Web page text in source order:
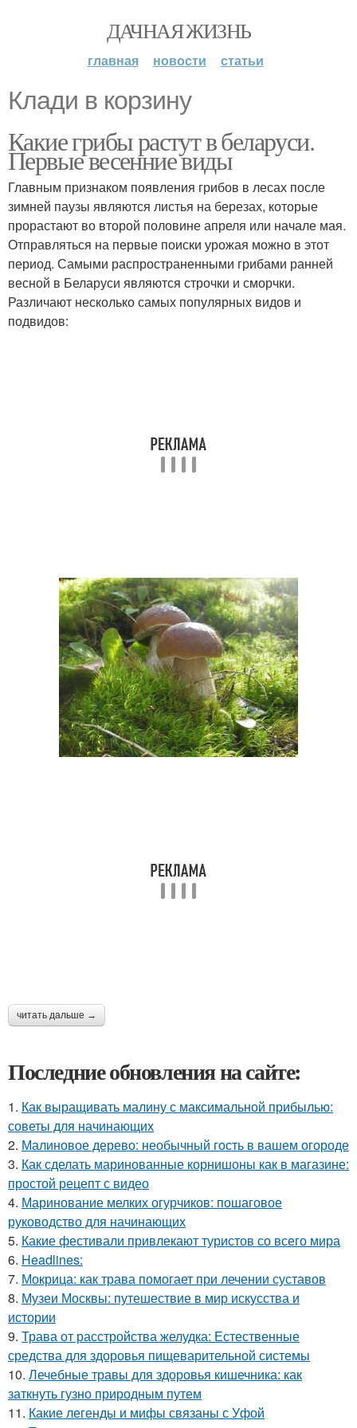
ДАЧНАЯ ЖИЗНЬ
главная новости статьи
Клади в корзину
Какие грибы растут в беларуси.
Первые весенние виды
Главным признаком появления грибов в лесах после
зимней паузы являются листья на березах, которые
прорастают во второй половине апреля или начале мая.
Отправляться на первые поиски урожая можно в этот
период. Самыми распространенными грибами ранней
весной в Беларуси являются строчки и сморчки.
Различают несколько самых популярных видов и
подвидов:
читать дальше →
Последние обновления на сайте:
1. Как выращивать малину с максимальной прибылью:
советы для начинающих
2. Малиновое дерево: необычный гость в вашем огороде
3. Как сделать маринованные корнишоны как в магазине:
простой рецепт с видео
4. Маринование мелких огурчиков: пошаговое
руководство для начинающих
5. Какие фестивали привлекают туристов со всего мира
6. Headlines:
7. Мокрица: как трава помогает при лечении суставов
8. Музеи Москвы: путешествие в мир искусства и
истории
9. Трава от расстройства желудка: Естественные
средства для здоровья пищеварительной системы
10. Лечебные травы для здоровья кишечника: как
заткнуть гузно природным путем
11. Какие легенды и мифы связаны с Уфой